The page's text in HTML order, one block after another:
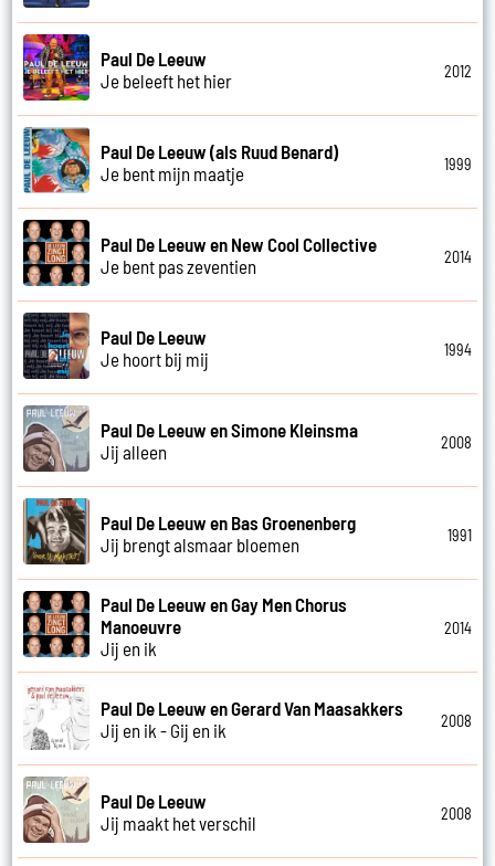
Paul De Leeuw
Je beleeft het hier
2012
Paul De Leeuw (als Ruud Benard)
Je bent mijn maatje
1999
Paul De Leeuw en New Cool Collective
Je bent pas zeventien
2014
Paul De Leeuw
Je hoort bij mij
1994
Paul De Leeuw en Simone Kleinsma
Jij alleen
2008
Paul De Leeuw en Bas Groenenberg
Jij brengt alsmaar bloemen
1991
Paul De Leeuw en Gay Men Chorus
Manoeuvre
Jij en ik
2014
Paul De Leeuw en Gerard Van Maasakkers
Jij en ik - Gij en ik
2008
Paul De Leeuw
Jij maakt het verschil
2008